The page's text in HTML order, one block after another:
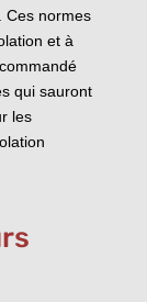
Ces normes
et à
qui sauront
les